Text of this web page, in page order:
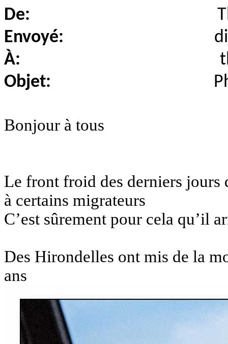
De:
Envoyé:
À:
Objet:
Bonjour à tous
Le front froid des derniers jours
à certains migrateurs
C’est sûrement pour cela qu’il
Des Hirondelles ont mis de la
ans